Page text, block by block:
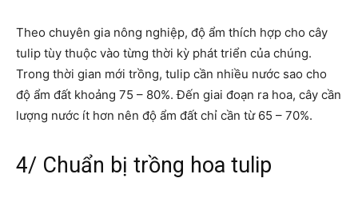
Theo chuyên gia nông nghiệp, độ ẩm thích hợp cho cây
tulip tùy thuộc vào từng thời kỳ phát triển của chúng.
Trong thời gian mới trồng, tulip cần nhiều nước sao cho
độ ẩm đất khoảng 75 – 80%. Đến giai đoạn ra hoa, cây cần
lượng nước ít hơn nên độ ẩm đất chỉ cần từ 65 – 70%.
4/ Chuẩn bị trồng hoa tulip